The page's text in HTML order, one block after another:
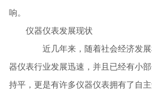
响。
仪器仪表发展现状
近几年来，随着社会经济发展
器仪表行业发展迅速，并且已经有小
持平，更是有许多仪器仪表拥有了自